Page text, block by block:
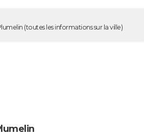
(toutes les informations sur la ville)